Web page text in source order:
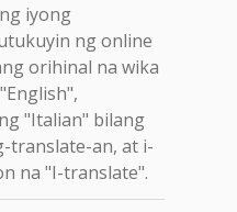
iyong
ng online
orihinal na wika
"Italian" bilang
translate-an, at i-
na "I-translate".